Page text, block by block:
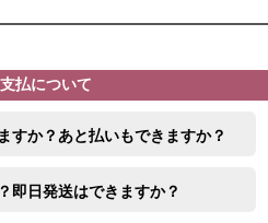
払について
すか？あと払いもできますか？
即日発送はできますか？